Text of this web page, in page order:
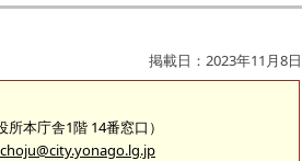
掲載日：2023年11月8日
本庁舎1階 14番窓口）
choju@city.yonago.lg.jp